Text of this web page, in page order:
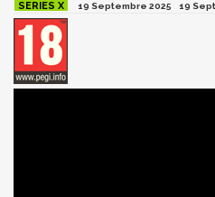
19 Septembre 2025
19